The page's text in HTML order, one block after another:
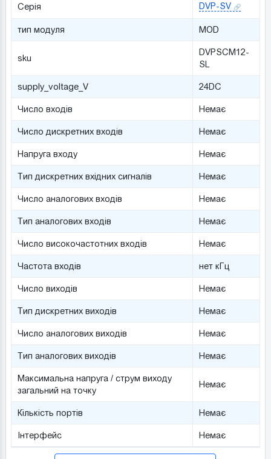
Серія DVP-SV
тип модуля MOD
sku
DVPSCM12-
SL
supply_voltage_V 24DC
Число входів Немає
Число дискретних входів Немає
Напруга входу Немає
Тип дискретних вхідних сигналів Немає
Число аналогових входів Немає
Тип аналогових входів Немає
Число високочастотних входів Немає
Частота входів нет кГц
Число виходів Немає
Тип дискретних виходів Немає
Число аналогових виходів Немає
Тип аналогових виходів Немає
Максимальна напруга / струм виходу
загальний на точку
Немає
Кількість портів Немає
Інтерфейс Немає